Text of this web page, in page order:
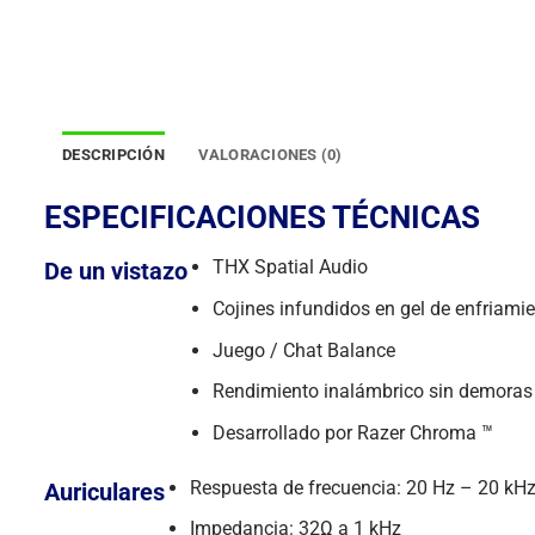
DESCRIPCIÓN VALORACIONES (0)
ESPECIFICACIONES TÉCNICAS
De un vistazo
THX Spatial Audio
Cojines infundidos en gel de
Juego / Chat Balance
Rendimiento inalámbrico sin demoras
Desarrollado por Razer Chroma ™
Auriculares
Respuesta de frecuencia: 20 Hz – 20 kHz
Impedancia: 32Ω a 1 kHz